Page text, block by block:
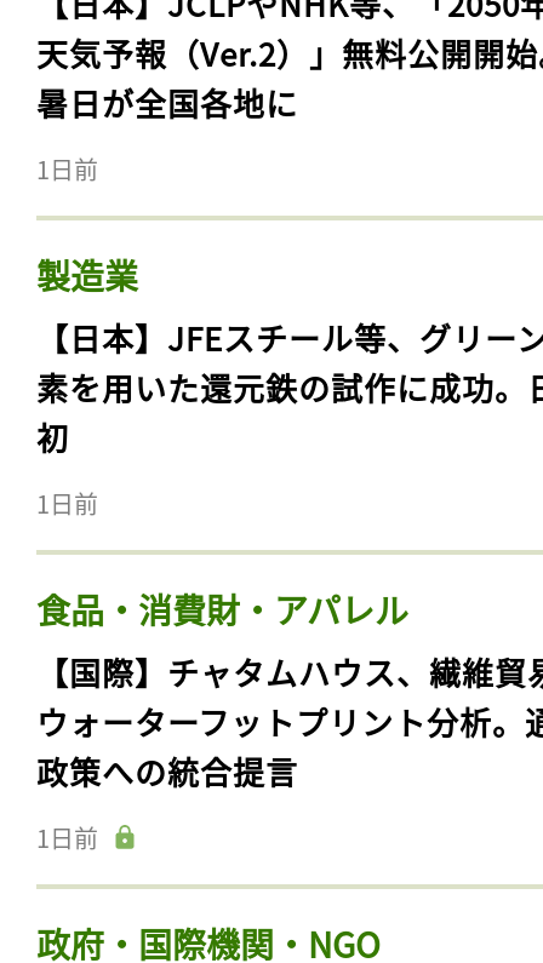
天気予報（Ver.2）」無料公開開
暑日が全国各地に
1日前
製造業
【日本】JFEスチール等、グリー
素を用いた還元鉄の試作に成功。
初
1日前
食品・消費財・アパレル
【国際】チャタムハウス、繊維貿
ウォーターフットプリント分析。
政策への統合提言
1日前
政府・国際機関・NGO